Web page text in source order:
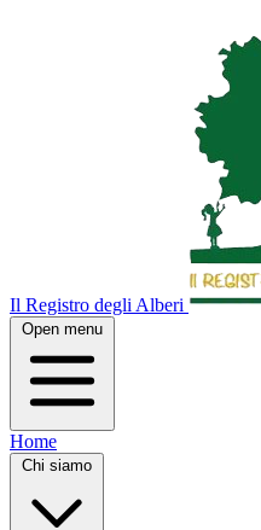
Il Registro degli Alberi
Open menu
Home
Chi siamo